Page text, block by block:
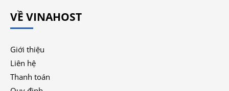
VỀ VINAHOST
Giới thiệu
Liên hệ
Thanh toán